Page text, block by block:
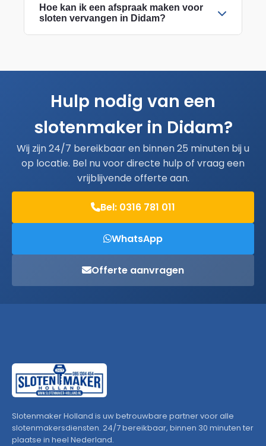
Hoe kan ik een afspraak maken voor
sloten vervangen in Didam?
Hulp nodig van een
slotenmaker in Didam?
Wij zijn 24/7 bereikbaar en binnen 25 minuten bij u
op locatie. Bel nu voor directe hulp of vraag een
vrijblijvende offerte aan.
Bel: 0316 781 011
WhatsApp
Offerte aanvragen
Slotenmaker Holland is uw betrouwbare partner voor alle
slotenmakersdiensten. 24/7 bereikbaar, binnen 30 minuten ter
plaatse in heel Nederland.